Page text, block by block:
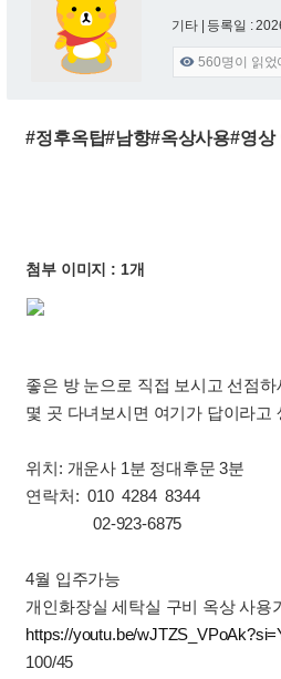
기타 | 등록일 :
 560명이 읽었
#정후옥탑#남향#옥상사용#영상
첨부 이미지 : 1개
좋은 방 눈으로 직접 보시고 선점하
몇 곳 다녀보시면 여기가 답이라고
위치: 개운사 1분 정대후문 3분
연락처: 010 4284 8344
02-923-6875
4월 입주가능
개인화장실 세탁실 구비 옥상 사용
https://youtu.be/
100/45